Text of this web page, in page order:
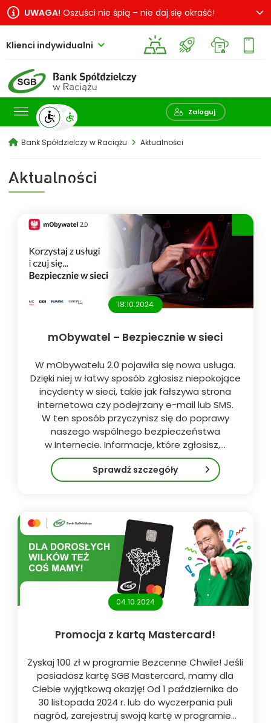
UWAGA! Oszuści nie śpią – nie daj się okraść!
Klienci indywidualni
Zaloguj
Pokaż wyszukiwarkę
Bank Spółdzielczy w Raciążu Aktualności
Aktualności
18.10.2024
mObywatel – Bezpiecznie w sieci
W mObywatelu 2.0 pojawiła się nowa usługa.
Dzięki niej w łatwy sposób zgłosisz niepokojące
incydenty w sieci, takie jak fałszywa strona
internetowa czy podejrzany e-mail lub SMS.
W ten sposób przyczynisz się do poprawy
naszego wspólnego bezpieczeństwa
w Internecie. Informacje, które zgłosisz,…
Sprawdź szczegóły
04.10.2024
Promocja z kartą Mastercard!
Zyskaj 100 zł w programie Bezcenne Chwile! Jeśli
posiadasz kartę SGB Mastercard, mamy dla
Ciebie wyjątkową okazję! Od 1 października do
30 listopada 2024 r. lub do wyczerpania puli
nagród, zarejestruj swoją kartę w programie…